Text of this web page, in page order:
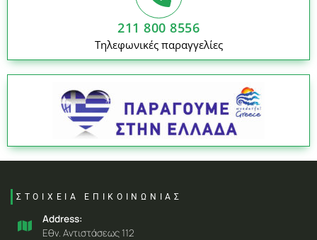
211 800 8556
Τηλεφωνικές παραγγελίες
ΣΤΟΙΧΕΙΑ ΕΠΙΚΟΙΝΩΝΙΑΣ
Address:
Eθν. Aντιστάσεως 112